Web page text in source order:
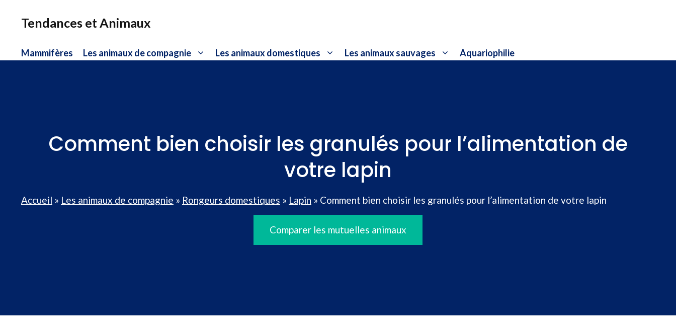
Tendances et Animaux
Mammifères Les animaux de compagnie Les animaux domestiques Les animaux sauvages Aquariophilie
Comment bien choisir les granulés pour l’alimentation de
votre lapin
Accueil » Les animaux de compagnie » Rongeurs domestiques » Lapin » Comment bien choisir les granulés pour l’alimentation de votre lapin
Comparer les mutuelles animaux